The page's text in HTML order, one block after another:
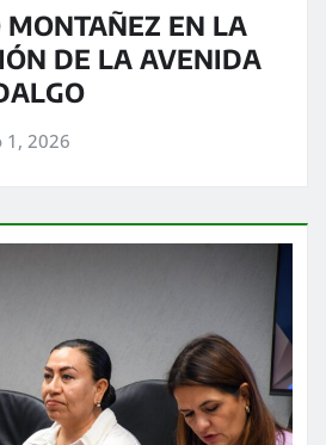
MONTAÑEZ EN LA
DE LA AVENIDA
1, 2026